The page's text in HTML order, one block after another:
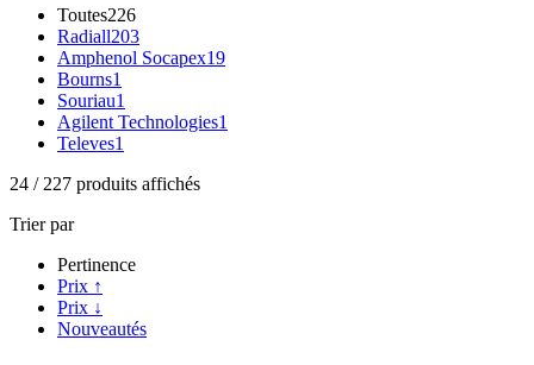
Toutes226
Radiall203
Amphenol Socapex19
Bourns1
Souriau1
Agilent Technologies1
Televes1
24 / 227 produits affichés
Trier par
Pertinence
Prix ↑
Prix ↓
Nouveautés